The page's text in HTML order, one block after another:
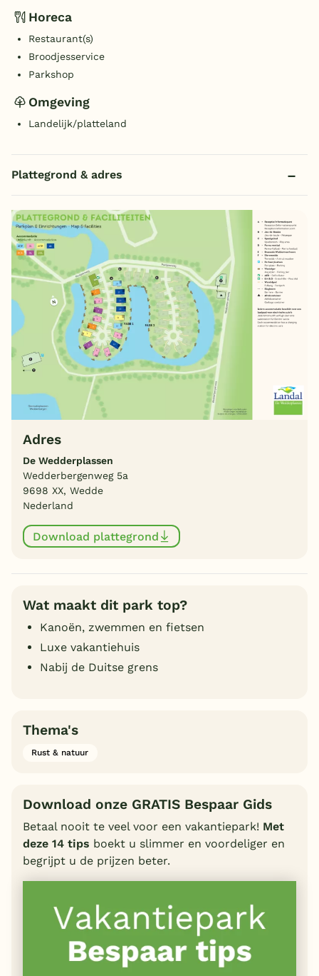
Horeca
Restaurant(s)
Broodjesservice
Parkshop
Omgeving
Landelijk/platteland
Plattegrond & adres
Adres
De Wedderplassen
Wedderbergenweg 5a
9698 XX, Wedde
Nederland
Download plattegrond
Wat maakt dit park top?
Kanoën, zwemmen en fietsen
Luxe vakantiehuis
Nabij de Duitse grens
Thema's
Rust & natuur
Download onze GRATIS Bespaar Gids
Betaal nooit te veel voor een vakantiepark! Met
deze 14 tips boekt u slimmer en voordeliger en
begrijpt u de prijzen beter.